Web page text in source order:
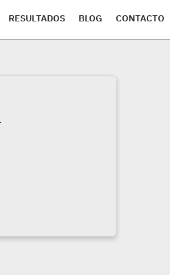
RESULTADOS BLOG CONTACTO